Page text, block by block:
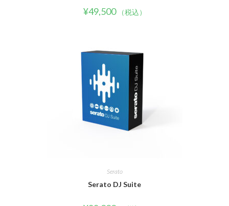
¥49,500 （税込）
Serato
Serato DJ Suite